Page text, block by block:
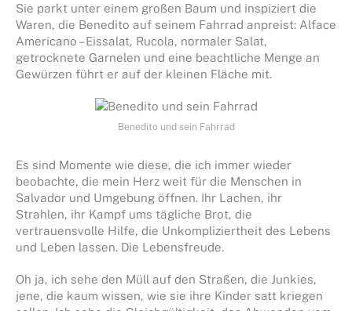
Sie parkt unter einem großen Baum und inspiziert die
Waren, die Benedito auf seinem Fahrrad anpreist: Alface
Americano – Eissalat, Rucola, normaler Salat,
getrocknete Garnelen und eine beachtliche Menge an
Gewürzen führt er auf der kleinen Fläche mit.
Benedito und sein Fahrrad
Es sind Momente wie diese, die ich immer wieder
beobachte, die mein Herz weit für die Menschen in
Salvador und Umgebung öffnen. Ihr Lachen, ihr
Strahlen, ihr Kampf ums tägliche Brot, die
vertrauensvolle Hilfe, die Unkompliziertheit des Lebens
und Leben lassen. Die Lebensfreude.
Oh ja, ich sehe den Müll auf den Straßen, die Junkies,
jene, die kaum wissen, wie sie ihre Kinder satt kriegen